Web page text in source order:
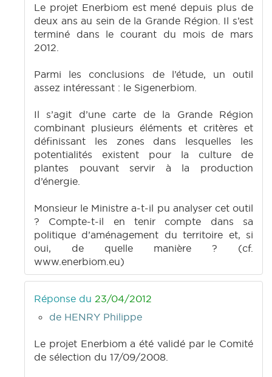
Le projet Enerbiom est mené depuis plus de
deux ans au sein de la Grande Région. Il s’est
terminé dans le courant du mois de mars
2012.
Parmi les conclusions de l’étude, un outil
assez intéressant : le Sigenerbiom.
Il s’agit d’une carte de la Grande Région
combinant plusieurs éléments et critères et
définissant les zones dans lesquelles les
potentialités existent pour la culture de
plantes pouvant servir à la production
d’énergie.
Monsieur le Ministre a-t-il pu analyser cet outil
? Compte-t-il en tenir compte dans sa
politique d’aménagement du territoire et, si
oui, de quelle manière ? (cf.
www.enerbiom.eu)
Réponse du 23/04/2012
de HENRY Philippe
Le projet Enerbiom a été validé par le Comité
de sélection du 17/09/2008.